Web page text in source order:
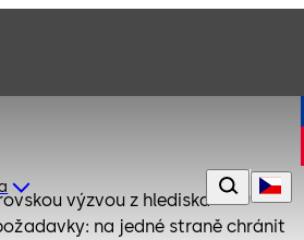
výzvou z hlediska
na jedné straně chránit